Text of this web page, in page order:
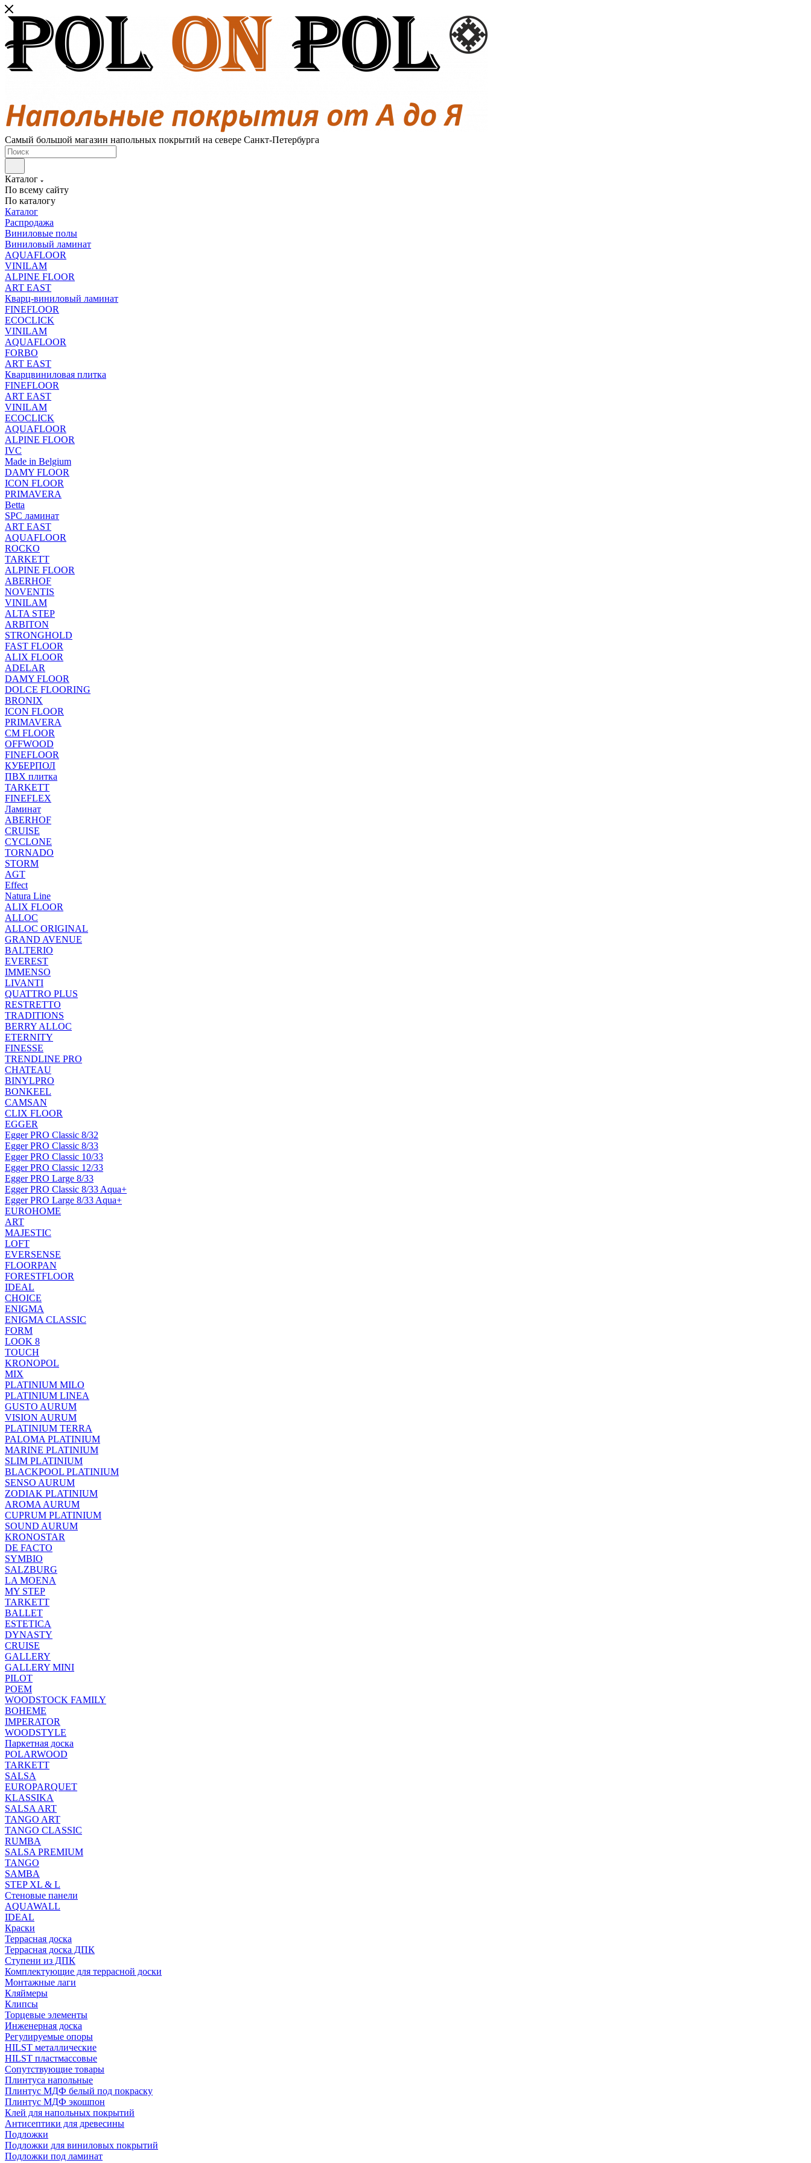
Самый большой магазин напольных покрытий на севере Санкт-Петербурга
Каталог
По всему сайту
По каталогу
Каталог
Распродажа
Виниловые полы
Виниловый ламинат
AQUAFLOOR
VINILAM
ALPINE FLOOR
ART EAST
Кварц-виниловый ламинат
FINEFLOOR
ECOCLICK
VINILAM
AQUAFLOOR
FORBO
ART EAST
Кварцвиниловая плитка
FINEFLOOR
ART EAST
VINILAM
ECOCLICK
AQUAFLOOR
ALPINE FLOOR
IVC
Made in Belgium
DAMY FLOOR
ICON FLOOR
PRIMAVERA
Betta
SPC ламинат
ART EAST
AQUAFLOOR
ROCKO
TARKETT
ALPINE FLOOR
ABERHOF
NOVENTIS
VINILAM
ALTA STEP
ARBITON
STRONGHOLD
FAST FLOOR
ALIX FLOOR
ADELAR
DAMY FLOOR
DOLCE FLOORING
BRONIX
ICON FLOOR
PRIMAVERA
CM FLOOR
OFFWOOD
FINEFLOOR
КУБЕРПОЛ
ПВХ плитка
TARKETT
FINEFLEX
Ламинат
ABERHOF
CRUISE
CYCLONE
TORNADO
STORM
AGT
Effect
Natura Line
ALIX FLOOR
ALLOC
ALLOC ORIGINAL
GRAND AVENUE
BALTERIO
EVEREST
IMMENSO
LIVANTI
QUATTRO PLUS
RESTRETTO
TRADITIONS
BERRY ALLOC
ETERNITY
FINESSE
TRENDLINE PRO
CHATEAU
BINYLPRO
BONKEEL
CAMSAN
CLIX FLOOR
EGGER
Egger PRO Classic 8/32
Egger PRO Classic 8/33
Egger PRO Classic 10/33
Egger PRO Classic 12/33
Egger PRO Large 8/33
Egger PRO Classic 8/33 Aqua+
Egger PRO Large 8/33 Aqua+
EUROHOME
ART
MAJESTIC
LOFT
EVERSENSE
FLOORPAN
FORESTFLOOR
IDEAL
CHOICE
ENIGMA
ENIGMA CLASSIC
FORM
LOOK 8
TOUCH
KRONOPOL
MIX
PLATINIUM MILO
PLATINIUM LINEA
GUSTO AURUM
VISION AURUM
PLATINIUM TERRA
PALOMA PLATINIUM
MARINE PLATINIUM
SLIM PLATINIUM
BLACKPOOL PLATINIUM
SENSO AURUM
ZODIAK PLATINIUM
AROMA AURUM
CUPRUM PLATINIUM
SOUND AURUM
KRONOSTAR
DE FACTO
SYMBIO
SALZBURG
LA MOENA
MY STEP
TARKETT
BALLET
ESTETICA
DYNASTY
CRUISE
GALLERY
GALLERY MINI
PILOT
POEM
WOODSTOCK FAMILY
BOHEME
IMPERATOR
WOODSTYLE
Паркетная доска
POLARWOOD
TARKETT
SALSA
EUROPARQUET
KLASSIKA
SALSA ART
TANGO ART
TANGO CLASSIC
RUMBA
SALSA PREMIUM
TANGO
SAMBA
STEP XL & L
Стеновые панели
AQUAWALL
IDEAL
Краски
Террасная доска
Террасная доска ДПК
Ступени из ДПК
Комплектующие для террасной доски
Монтажные лаги
Кляймеры
Клипсы
Торцевые элементы
Инженерная доска
Регулируемые опоры
HILST металлические
HILST пластмассовые
Сопутствующие товары
Плинтуса напольные
Плинтус МДФ белый под покраску
Плинтус МДФ экошпон
Клей для напольных покрытий
Антисептики для древесины
Подложки
Подложки для виниловых покрытий
Подложки под ламинат